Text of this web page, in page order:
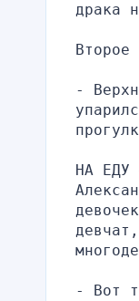
драка
-
НА ЕДУ
- Вот